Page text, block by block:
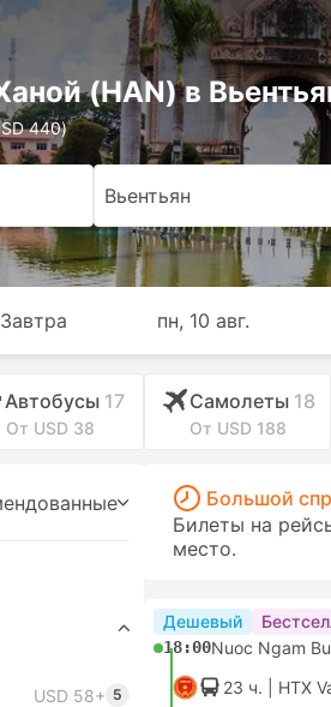
(HAN) в
440)
Вьентьян
Завтра пн, 10 авг.
Автобусы 17
От USD 38
Самолеты 18
От USD 188
USD 58+ 5
Большой
Билеты на
место.
Дешевый
18:00Nuoc Ngam
23 ч. | HTX